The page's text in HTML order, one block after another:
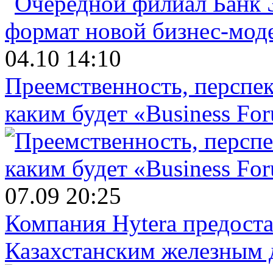
04.10 14:10
Преемственность,
каким будет «Business
07.09 20:25
Компания Hytera
Казахстанским железным